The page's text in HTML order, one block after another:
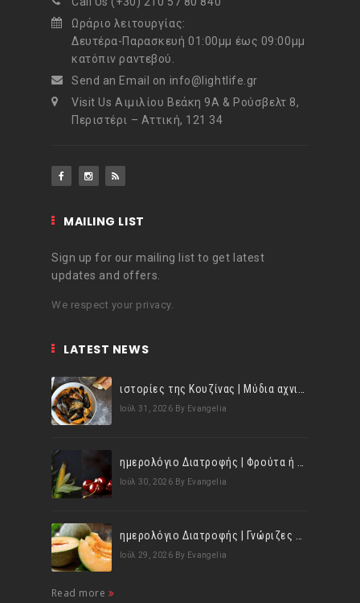
Ωράριο λειτουργίας:
Δευτέρα-Παρασκευή 01:00μμ έως 09:00μμ
κατόπιν ραντεβού.
Send an Email on info@lightlife.gr
Visit Us Αιμιλίου Βεάκη 9Α & Ρούσβελτ 8,
Περιστέρι – Αττική, 121 34
MAILING LIST
Sign up for our mailing list to get latest
updates and offers.
We respect your privacy.
LATEST NEWS
Ιούλ 31, 2026 By Evangelia
Ιούλ 30, 2026 By Evangelia
Ιούλ 29, 2026 By Evangelia
Read more